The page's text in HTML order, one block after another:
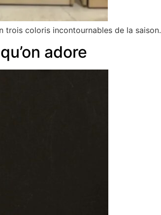
trois coloris incontournables de la saison.
adore